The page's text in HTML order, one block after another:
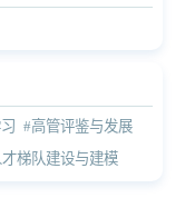
#高管评鉴与发展
才梯队建设与建模